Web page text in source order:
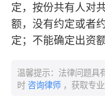
定，按份共有人对
额，没有约定或者
定；不能确定出资
温馨提示：法律问题具
时 咨询律师 ，获取专业